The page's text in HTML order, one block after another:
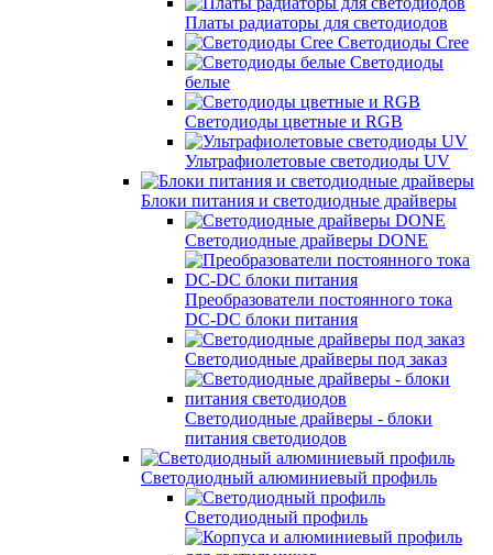
Платы радиаторы для светодиодов
Светодиоды Cree
Светодиоды
белые
Светодиоды цветные и RGB
Ультрафиолетовые светодиоды UV
Блоки питания и светодиодные драйверы
Светодиодные драйверы DONE
Преобразователи постоянного тока
DC-DC блоки питания
Светодиодные драйверы под заказ
Светодиодные драйверы - блоки
питания светодиодов
Светодиодный алюминиевый профиль
Светодиодный профиль